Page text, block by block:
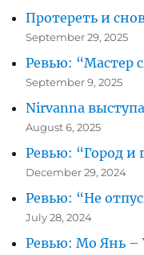
Протереть и
September 29, 2025
Ревью: “Мастер
September 9, 2025
Nirvanna
August 6, 2025
Ревью: “Город и
December 29, 2024
Ревью: “Не
July 28, 2024
Ревью: Мо Янь –